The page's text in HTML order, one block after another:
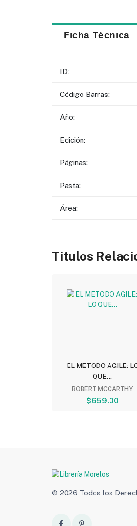
Ficha Técnica
ID:
Código Barras:
Año:
Edición:
Páginas:
Pasta:
Área:
Titulos
EL METODO AGILE:
QUE...
ROBERT MCCARTHY
$659.00
© 2026 Todos los